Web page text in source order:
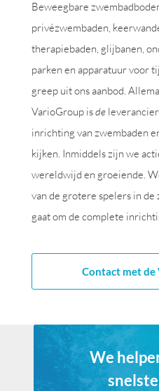
Beweegbare
privézwembaden,
therapiebaden, glijbanen,
parken en apparatuur voor
greep uit ons aanbod.
VarioGroup isdeleverancier
inrichting van zwembaden
kijken. Inmiddels zijn we
wereldwijd en groeiende.
van de grotere spelers in de
gaat om de complete
Contact met de
We